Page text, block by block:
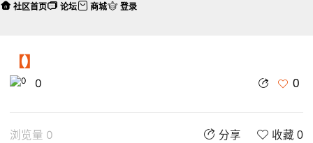
【】
0 0
浏览量 0 分享 收藏 0
社区首页 论坛 商城 登录